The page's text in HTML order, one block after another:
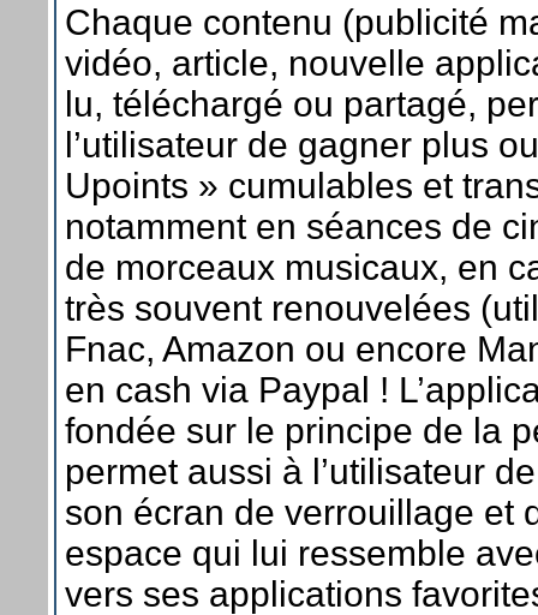
Chaque contenu (publicité
vidéo, article, nouvelle
lu, téléchargé ou partagé,
l’utilisateur de gagner plus
Upoints » cumulables et
notamment en séances de
de morceaux musicaux, en
très souvent renouvelées
Fnac, Amazon ou encore
en cash via Paypal !
fondée sur le principe de la
permet aussi à l’utilisateur
son écran de verrouillage et
espace qui lui ressemble
vers ses applications